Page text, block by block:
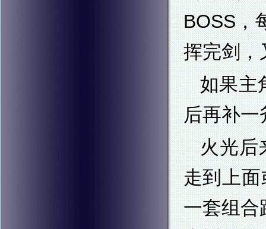
BOSS，
挥完剑，
如果主
后再补一
火光后
走到上
一套组合